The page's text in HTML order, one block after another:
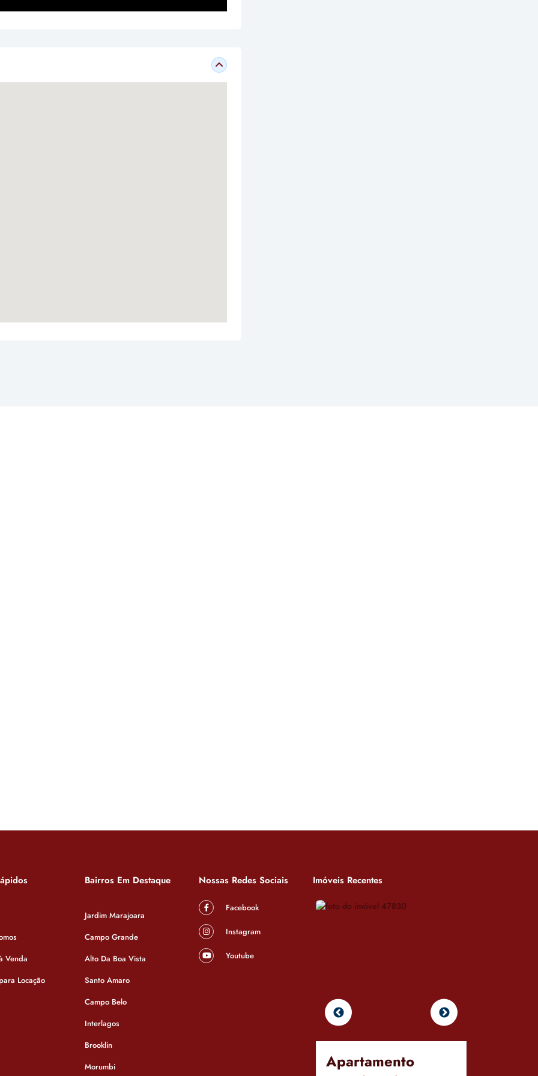
Venda
Locação
Bairros Em Destaque
Jardim Marajoara
Campo Grande
Alto Da Boa Vista
Santo Amaro
Campo Belo
Interlagos
Brooklin
Morumbi
Nossas Redes Sociais
Facebook
Instagram
Youtube
Imóveis Recentes
Apartamento